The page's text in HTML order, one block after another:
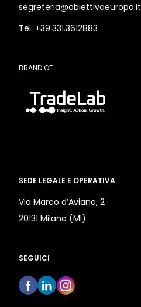
segreteria@obiettivoeuropa.it
Tel. +39.331.3612883
BRAND OF
SEDE LEGALE E OPERATIVA
Via Marco d’Aviano, 2
20131 Milano (MI)
SEGUICI